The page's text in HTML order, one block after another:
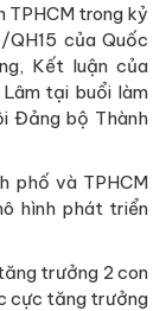
TPHCM trong kỷ
của Quốc
Kết luận của
tại buổi làm
Đảng bộ Thành
phố và TPHCM
hình phát triển
trưởng 2 con
cực tăng trưởng